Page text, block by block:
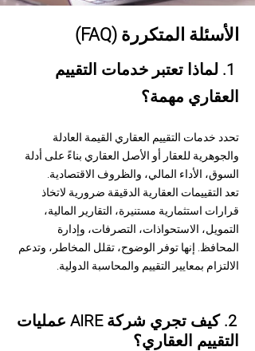
الأسئلة المتكررة (FAQ)
1. لماذا تعتبر خدمات التقييم
العقاري مهمة؟
تحدد خدمات التقييم العقاري القيمة العادلة
والجوهرية للعقار أو الأصل العقاري بناءً على أدلة
السوق، الأداء المالي، والظروف الاقتصادية.
تعد التقييمات العقارية الدقيقة ضرورية لاتخاذ
قرارات استثمارية مستنيرة، التقارير المالية،
التمويل، الاستحواذات، التصرفات، وإدارة
المحافظ. إنها توفر الوضوح، تقلل المخاطر، وتدعم
الالتزام بمعايير التقييم والمحاسبة الدولية.
2. كيف تجري شركة AIRE عمليات
التقييم العقاري؟